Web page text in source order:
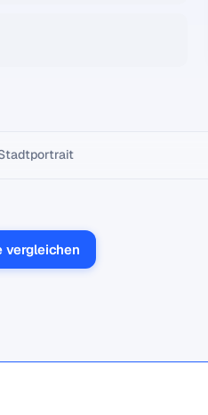
vergleichen